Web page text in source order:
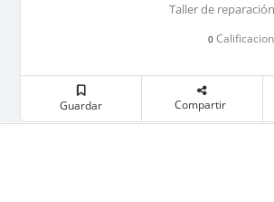
Taller de
0
Guardar Compartir